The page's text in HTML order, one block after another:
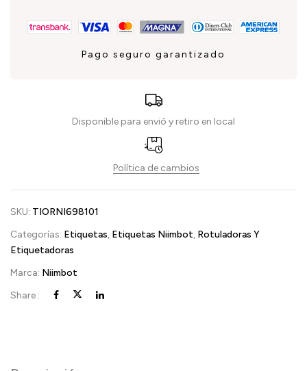
Pago seguro garantizado
Disponible para envió y retiro en local
Política de cambios
SKU: TIORNI698101
Categorías: Etiquetas, Etiquetas Niimbot, Rotuladoras Y
Etiquetadoras
Marca: Niimbot
Share :